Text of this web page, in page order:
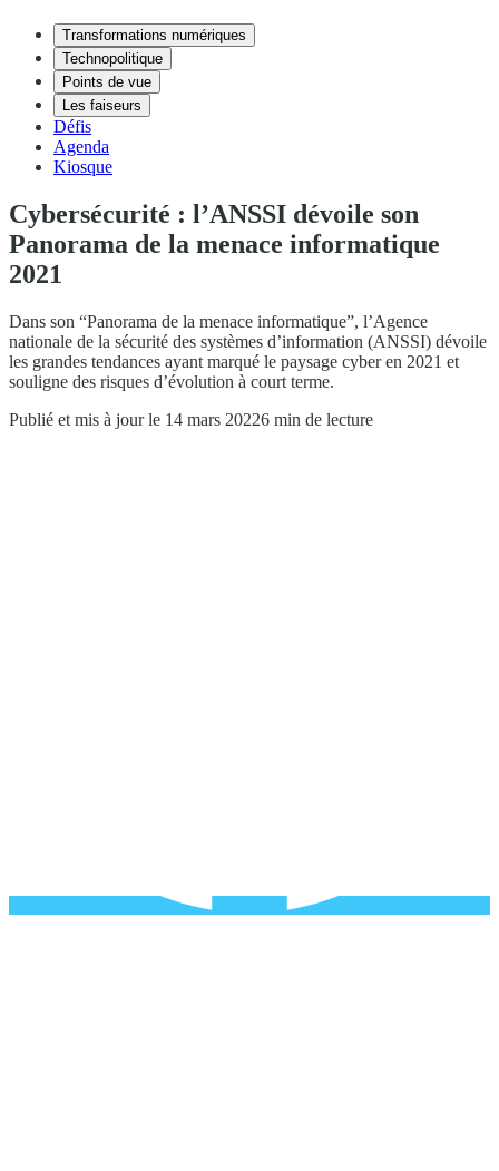
Transformations numériques
Technopolitique
Points de vue
Les faiseurs
Défis
Agenda
Kiosque
Cybersécurité : l’ANSSI dévoile son
Panorama de la menace informatique
2021
Dans son “Panorama de la menace informatique”, l’Agence
nationale de la sécurité des systèmes d’information (ANSSI) dévoile
les grandes tendances ayant marqué le paysage cyber en 2021 et
souligne des risques d’évolution à court terme.
Publié et mis à jour le 14 mars 20226 min de lecture